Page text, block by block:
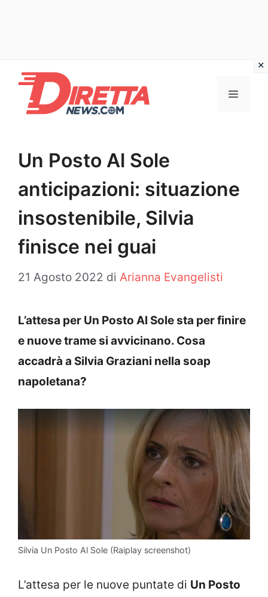
contenuto
Menu
Un Posto Al Sole
anticipazioni: situazione
insostenibile, Silvia
finisce nei guai
21 Agosto 2022 di Arianna Evangelisti
L’attesa per Un Posto Al Sole sta per finire
e nuove trame si avvicinano. Cosa
accadrà a Silvia Graziani nella soap
napoletana?
Silvia Un Posto Al Sole (Raiplay screenshot)
L’attesa per le nuove puntate di Un Posto